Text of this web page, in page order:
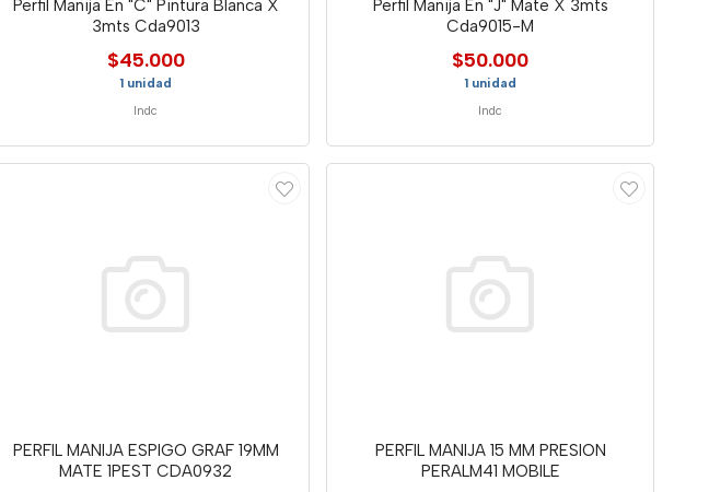
Perfil Manija En "C" Pintura Blanca X
3mts Cda9013
$45.000
1 unidad
Indc
Perfil Manija En "J" Mate X 3mts
Cda9015-M
$50.000
1 unidad
Indc
PERFIL MANIJA ESPIGO GRAF 19MM
MATE 1PEST CDA0932
PERFIL MANIJA 15 MM PRESION
PERALM41 MOBILE